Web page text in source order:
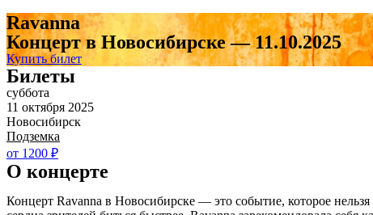
Ravanna
Концерт в Новосибирске — 11.10.2025
Купить билет
Билеты
суббота
11 октября 2025
Новосибирск
Подземка
от 1200 ₽
О концерте
Концерт Ravanna в Новосибирске — это событие, которое